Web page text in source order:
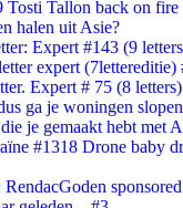
Tosti Tallon back on fire
halen uit Asie?
Expert #143 (9
expert (7lettereditie)
Expert # 75 (8 letters)
ga je woningen
je gemaakt hebt met
#1318 Drone baby